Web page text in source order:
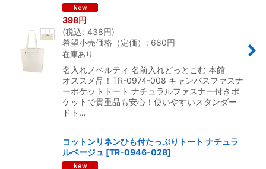
398円
(税込: 438円)
希望小売価格（定価）
: 680円
在庫あり
名入れノベルティ 名前入れどっとこむ 本館
オススメ品！TR-0974-008 キャンバスファスナ
ーポケットトート ナチュラルファスナー付きポ
ケットで貴重品も安心！使いやすいスタンダー
ドト…
コットンリネンひも付たっぷりトート ナチュラ
ルベージュ [TR-0946-028]